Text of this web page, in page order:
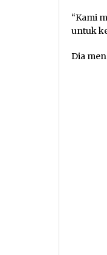
“Kami
untuk
Dia